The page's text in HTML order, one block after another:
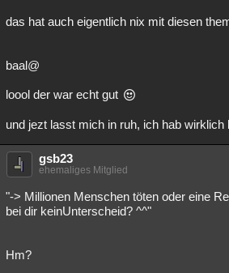
das hat auch eigentlich nix mit diesen
baal@
loool der war echt gut
und jezt lasst mich in ruh, ich hab wirklich
gsb23
ehemaliges Mitglied
"-> Millionen Menschen töten oder eine
bei dir keinUnterscheid? ^^"
Hm?